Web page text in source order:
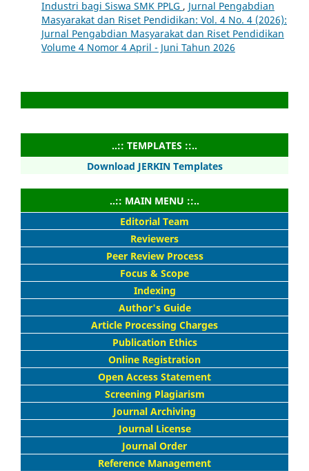
Industri bagi Siswa SMK PPLG , Jurnal Pengabdian
Masyarakat dan Riset Pendidikan: Vol. 4 No. 4 (2026):
Jurnal Pengabdian Masyarakat dan Riset Pendidikan
Volume 4 Nomor 4 April - Juni Tahun 2026
..:: TEMPLATES ::..
Download JERKIN Templates
..:: MAIN MENU ::..
Editorial Team
Reviewers
Peer Review Process
Focus & Scope
Indexing
Author's Guide
Article Processing Charges
Publication Ethics
Online Registration
Open Access Statement
Screening Plagiarism
Journal Archiving
Journal License
Journal Order
Reference Management